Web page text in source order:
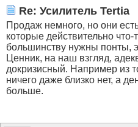
Re: Усилитель Tertia
Продаж немного, но они
которые действительно
большинству нужны понты,
Ценник, на наш взгляд,
докризисный. Например из
ничего даже близко нет, а
больше.